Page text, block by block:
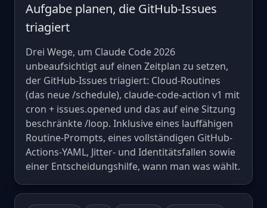
Aufgabe planen, die GitHub-Issues
triagiert
Drei Wege, um Claude Code 2026
unbeaufsichtigt auf einen Zeitplan zu setzen,
der GitHub-Issues triagiert: Cloud-Routines
(das neue /schedule), claude-code-action v1 mit
cron + issues.opened und das auf eine Sitzung
beschränkte /loop. Inklusive eines lauffähigen
Routine-Prompts, eines vollständigen GitHub-
Actions-YAML, Jitter- und Identitätsfallen sowie
einer Entscheidungshilfe, wann man was wählt.